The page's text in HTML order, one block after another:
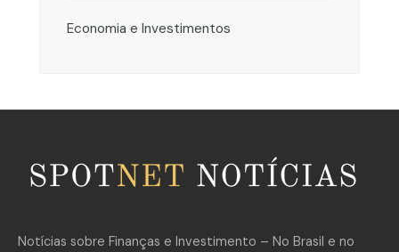
Economia e Investimentos
Notícias sobre Finanças e Investimento – No Brasil e no